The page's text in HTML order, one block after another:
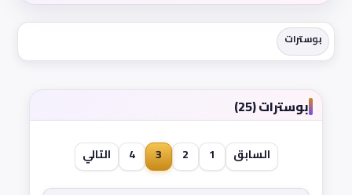
بوسترات
بوسترات (25)
السابق 1
2
3
4 التالي